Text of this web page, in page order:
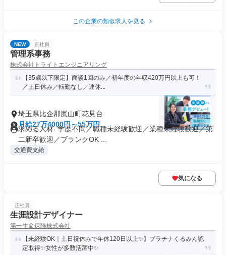
この企業の類似求人を見る
NEW 正社員
管理系事務
株式会社トライトエンジニアリング
【35歳以下限定】面談1回のみ／初年度の年収420万円以上も可！
／土日休み／転勤なし／連休...
埼玉県比企郡嵐山町花見台
月給27万4000円～55万円
求める人材: 学歴不問／職種未経験歓迎／業種未経験歓迎／第
二新卒歓迎／ブランクOK ...
交通費支給
気になる
正社員
生涯設計デザイナー
第一生命保険株式会社
【未経験OK｜土日祝休みで年休120日以上✨】プラチナくるみん認
定取得✨女性が多数活躍中✨